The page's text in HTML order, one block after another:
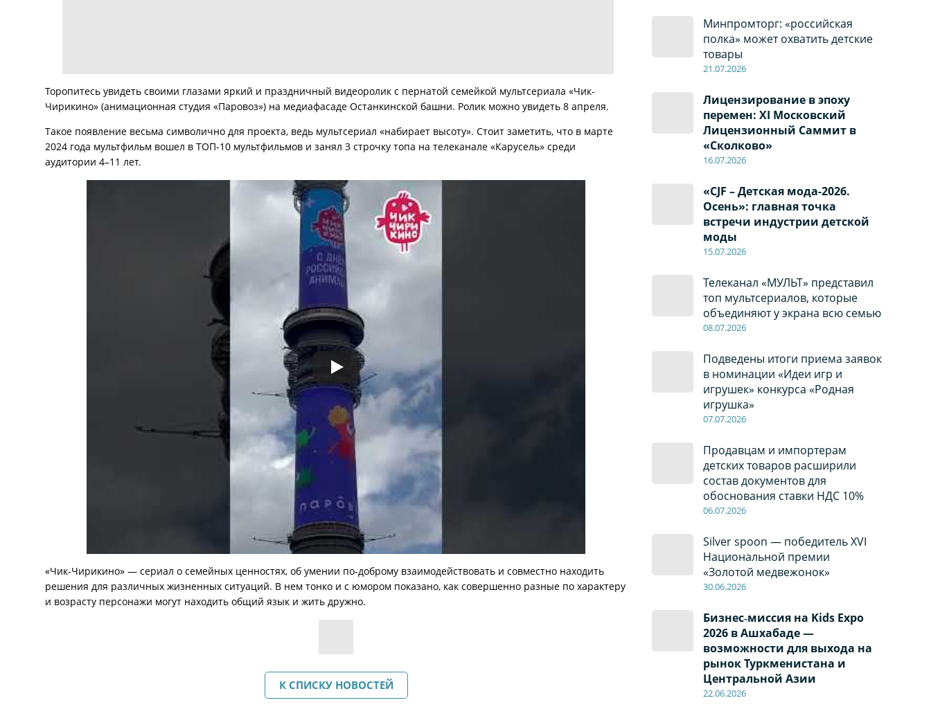
Минпромторг: «российская
полка» может охватить детские
товары
21.07.2026
Лицензирование в эпоху
перемен: XI Московский
Лицензионный Саммит в
«Сколково»
16.07.2026
«CJF – Детская мода-2026.
Осень»: главная точка
встречи индустрии детской
моды
15.07.2026
Телеканал «МУЛЬТ» представил
топ мультсериалов, которые
объединяют у экрана всю семью
08.07.2026
Подведены итоги приема заявок
в номинации «Идеи игр и
игрушек» конкурса «Родная
игрушка»
07.07.2026
Продавцам и импортерам
детских товаров расширили
состав документов для
обоснования ставки НДС 10%
06.07.2026
Silver spoon — победитель XVI
Национальной премии
«Золотой медвежонок»
30.06.2026
Бизнес‑миссия на Kids Expo
2026 в Ашхабаде —
возможности для выхода на
рынок Туркменистана и
Центральной Азии
22.06.2026
Торопитесь увидеть своими глазами яркий и праздничный видеоролик с пернатой семейкой мультсериала «Чик-
Чирикино» (анимационная студия «Паровоз») на медиафасаде Останкинской башни. Ролик можно увидеть 8 апреля.
Такое появление весьма символично для проекта, ведь мультсериал «набирает высоту». Стоит заметить, что в марте
2024 года мультфильм вошел в ТОП-10 мультфильмов и занял 3 строчку топа на телеканале «Карусель» среди
аудитории 4–11 лет.
«Чик-Чирикино» — сериал о семейных ценностях, об умении по-доброму взаимодействовать и совместно находить
решения для различных жизненных ситуаций. В нем тонко и с юмором показано, как совершенно разные по характеру
и возрасту персонажи могут находить общий язык и жить дружно.
К СПИСКУ НОВОСТЕЙ